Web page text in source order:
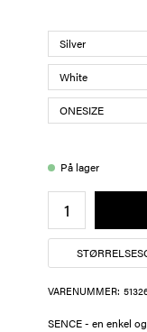
På lager
VARENUMMER:
SENCE - en enkel